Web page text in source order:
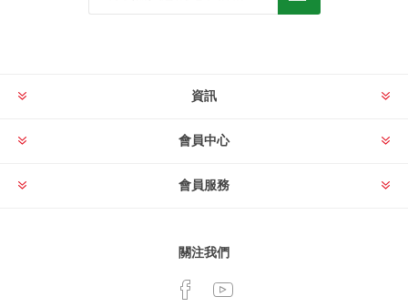
資訊
會員中心
會員服務
關注我們